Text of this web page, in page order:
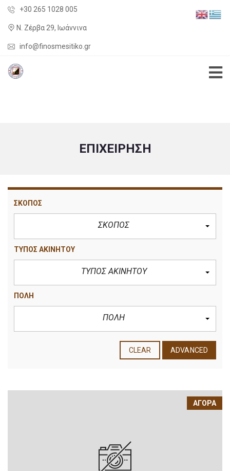
+30 265 1028 005
Ν. Ζέρβα 29, Ιωάννινα
info@finosmesitiko.gr
ΕΠΙΧΕΊΡΗΣΗ
ΣΚΟΠΟΣ
ΣΚΟΠΟΣ
ΤΥΠΟΣ ΑΚΙΝΗΤΟΥ
ΤΥΠΟΣ ΑΚΙΝΗΤΟΥ
ΠΟΛΗ
ΠΟΛΗ
CLEAR ADVANCED
ΑΓΟΡΆ